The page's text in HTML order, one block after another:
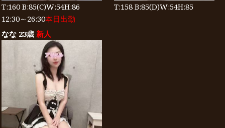
T:160 B:85(C)W:54H:86
12:30～26:30本日出勤
T:158 B:85(D)W:54H:85
なな 23歳 新人